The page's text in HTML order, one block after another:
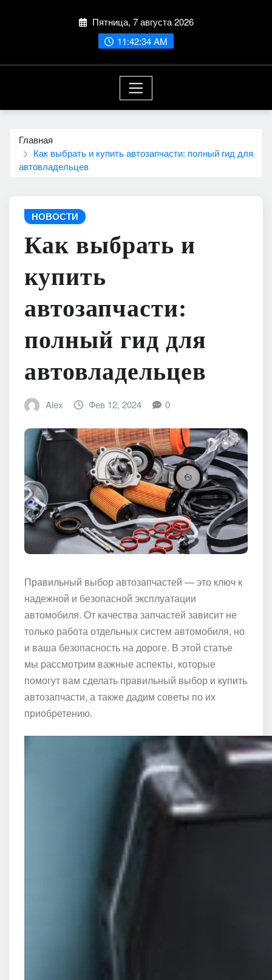
Пятница, 7 августа 2026
11:42:36 AM
Главная
Как выбрать и купить автозапчасти: полный гид для
автовладельцев
НОВОСТИ
Как выбрать и
купить
автозапчасти:
полный гид для
автовладельцев
Alex Фев 12, 2024 0
Правильный выбор автозапчастей — это ключ к
надежной и безопасной эксплуатации
автомобиля. От качества запчастей зависит не
только работа отдельных систем автомобиля, но
и ваша безопасность на дороге. В этой статье
мы рассмотрим важные аспекты, которые
помогут вам сделать правильный выбор и купить
автозапчасти, а также дадим советы по их
приобретению.